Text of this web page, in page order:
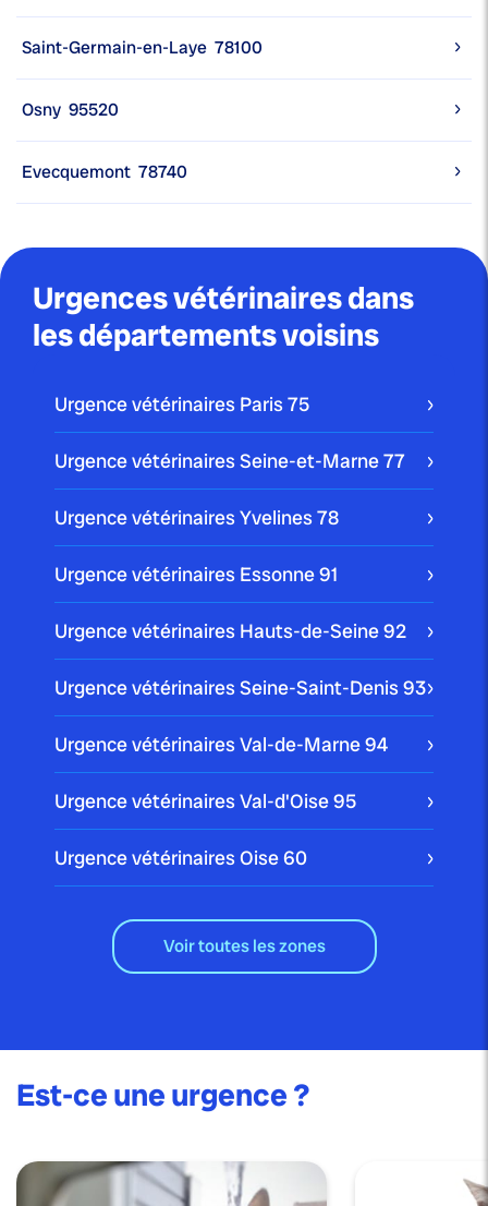
Saint-Germain-en-Laye 78100
Osny 95520
Evecquemont 78740
Urgences vétérinaires dans
les départements voisins
Urgence vétérinaires Paris75
Urgence vétérinaires Seine-et-Marne77
Urgence vétérinaires Yvelines78
Urgence vétérinaires Essonne91
Urgence vétérinaires Hauts-de-Seine92
Urgence vétérinaires Seine-Saint-Denis93
Urgence vétérinaires Val-de-Marne94
Urgence vétérinaires Val-d'Oise95
Urgence vétérinaires Oise60
Voir toutes les zones
Est-ce une urgence ?